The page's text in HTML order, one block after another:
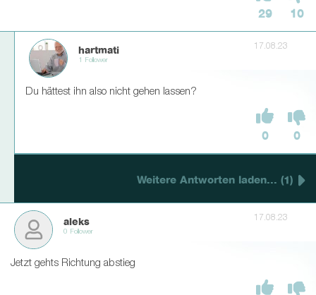
29 10
hartmati
1 Follower
17.08.23
Du hättest ihn also nicht gehen lassen?
0 0
Weitere Antworten laden... (1)
aleks
0 Follower
17.08.23
Jetzt gehts Richtung abstieg